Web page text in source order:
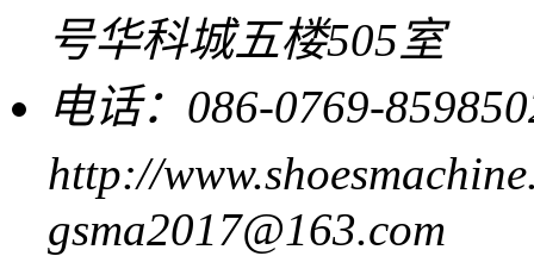
号华科城五楼505室
电话：086-0769-
http://
gsma2017@163.com